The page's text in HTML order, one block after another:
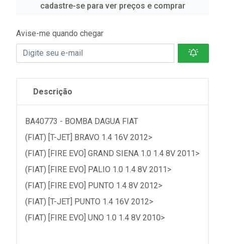
cadastre-se para ver preços e comprar
Avise-me quando chegar
Descrição
BA40773 - BOMBA DAGUA FIAT
(FIAT) [T-JET] BRAVO 1.4 16V 2012>
(FIAT) [FIRE EVO] GRAND SIENA 1.0 1.4 8V 2011>
(FIAT) [FIRE EVO] PALIO 1.0 1.4 8V 2011>
(FIAT) [FIRE EVO] PUNTO 1.4 8V 2012>
(FIAT) [T-JET] PUNTO 1.4 16V 2012>
(FIAT) [FIRE EVO] UNO 1.0 1.4 8V 2010>